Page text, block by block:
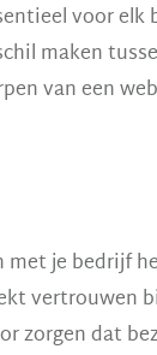
voor
maken
van een
je bedrijf
vertrouwen
zorgen dat